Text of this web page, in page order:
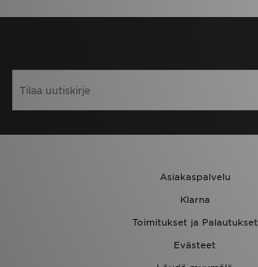
Asiakaspalvelu
Klarna
Toimitukset ja Palautukset
Evästeet